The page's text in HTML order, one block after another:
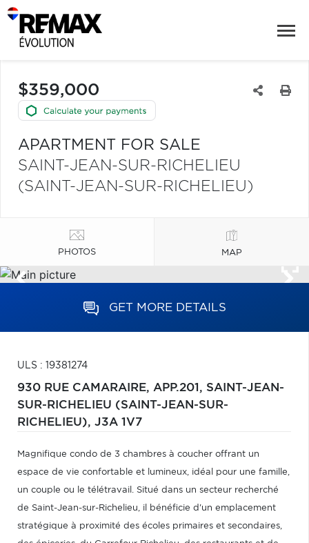
$359,000
APARTMENT FOR SALE
SAINT-JEAN-SUR-RICHELIEU
(SAINT-JEAN-SUR-RICHELIEU)
PHOTOS MAP
GET MORE DETAILS
ULS : 19381274
930 RUE CAMARAIRE, APP.201, SAINT-JEAN-
SUR-RICHELIEU (SAINT-JEAN-SUR-
RICHELIEU), J3A 1V7
Magnifique condo de 3 chambres à coucher offrant un
espace de vie confortable et lumineux, idéal pour une famille,
un couple ou le télétravail. Situé dans un secteur recherché
de Saint-Jean-sur-Richelieu, il bénéficie d'un emplacement
stratégique à proximité des écoles primaires et secondaires,